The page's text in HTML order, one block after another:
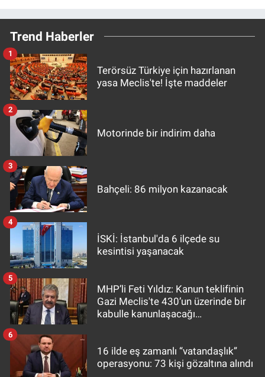
Trend Haberler
Terörsüz Türkiye için hazırlanan
yasa Meclis'te! İşte maddeler
1
Motorinde bir indirim daha
2
Bahçeli: 86 milyon kazanacak
3
İSKİ: İstanbul'da 6 ilçede su
kesintisi yaşanacak
4
MHP’li Feti Yıldız: Kanun teklifinin
Gazi Meclis'te 430’un üzerinde bir
kabulle kanunlaşacağı
5
16 ilde eş zamanlı “vatandaşlık”
operasyonu: 73 kişi gözaltına alındı
6